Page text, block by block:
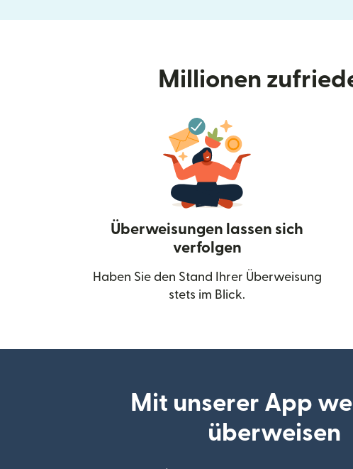
Millionen
Überweisungen lassen sich
verfolgen
Haben Sie den Stand Ihrer Überweisung
stets im Blick.
Mit unserer App
überweisen